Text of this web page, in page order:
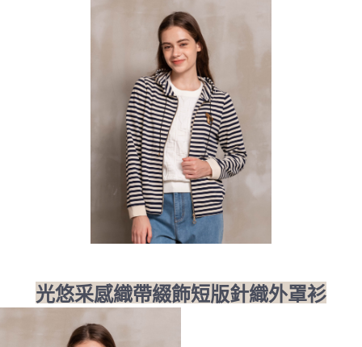
光悠采感織帶綴飾短版針織外罩衫